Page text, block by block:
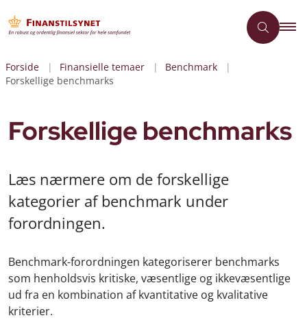
Forside Finansielle temaer
Benchmark
Forskellige benchmarks
Forskellige benchmarks
Læs nærmere om de forskellige
kategorier af benchmark under
forordningen.
Benchmark-forordningen kategoriserer benchmarks
som henholdsvis kritiske, væsentlige og ikkevæsentlige
ud fra en kombination af kvantitative og kvalitative
kriterier.